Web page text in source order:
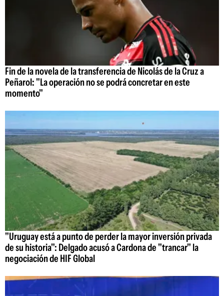
Fin de la novela de la transferencia de Nicolás de la Cruz a
Peñarol: "La operación no se podrá concretar en este
momento"
"Uruguay está a punto de perder la mayor inversión privada
de su historia": Delgado acusó a Cardona de "trancar" la
negociación de HIF Global